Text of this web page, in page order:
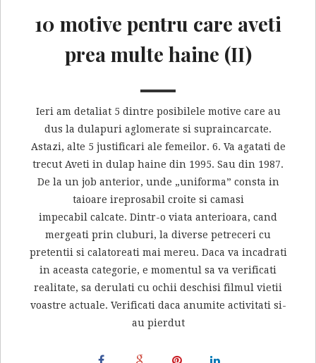
10 motive pentru care aveti
prea multe haine (II)
Ieri am detaliat 5 dintre posibilele motive care au
dus la dulapuri aglomerate si supraincarcate.
Astazi, alte 5 justificari ale femeilor. 6. Va agatati de
trecut Aveti in dulap haine din 1995. Sau din 1987.
De la un job anterior, unde „uniforma” consta in
taioare ireprosabil croite si camasi
impecabil calcate. Dintr-o viata anterioara, cand
mergeati prin cluburi, la diverse petreceri cu
pretentii si calatoreati mai mereu. Daca va incadrati
in aceasta categorie, e momentul sa va verificati
realitate, sa derulati cu ochii deschisi filmul vietii
voastre actuale. Verificati daca anumite activitati si-
au pierdut